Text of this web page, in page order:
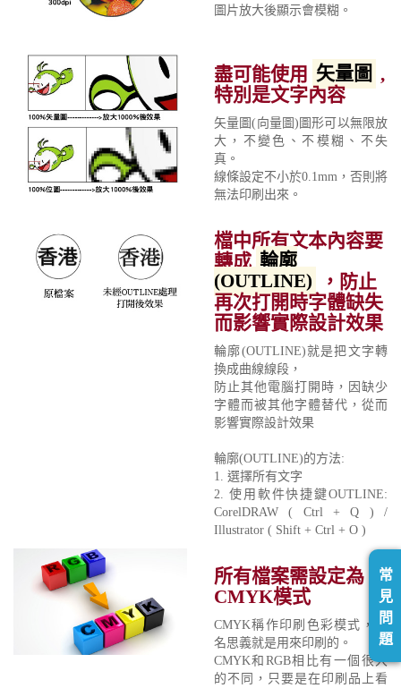
圖片放大後顯示會模糊。
盡可能使用 矢量圖 ,
特別是文字內容
矢量圖(向量圖)圖形可以無限放
大，不變色、不模糊、不失
真。
線條設定不小於0.1mm，否則將
無法印刷出來。
檔中所有文本內容要
轉成 輪廓
(OUTLINE)
，防止
再次打開時字體缺失
而影響實際設計效果
輪廓(OUTLINE)就是把文字轉
換成曲線線段，
防止其他電腦打開時，因缺少
字體而被其他字體替代，從而
影響實際設計效果
輪廓(OUTLINE)的方法:
1. 選擇所有文字
2. 使用軟件快捷鍵OUTLINE:
CorelDRAW ( Ctrl + Q ) /
Illustrator ( Shift + Ctrl + O )
所有檔案需設定為
CMYK模式
CMYK稱作印刷色彩模式，顧
名思義就是用來印刷的。
CMYK和RGB相比有一個很大
的不同，只要是在印刷品上看
常
見
問
題